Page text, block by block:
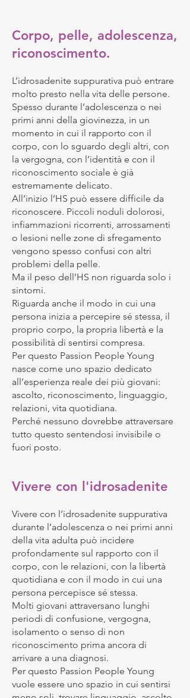
Corpo, pelle, adolescenza,
riconoscimento.
L’idrosadenite suppurativa può entrare
molto presto nella vita delle persone.
Spesso durante l’adolescenza o nei
primi anni della giovinezza, in un
momento in cui il rapporto con il
corpo, con lo sguardo degli altri, con
la vergogna, con l’identità e con il
riconoscimento sociale è già
estremamente delicato.
All’inizio l’HS può essere difficile da
riconoscere. Piccoli noduli dolorosi,
infiammazioni ricorrenti, arrossamenti
o lesioni nelle zone di sfregamento
vengono spesso confusi con altri
problemi della pelle.
Ma il peso dell’HS non riguarda solo i
sintomi.
Riguarda anche il modo in cui una
persona inizia a percepire sé stessa, il
proprio corpo, la propria libertà e la
possibilità di sentirsi compresa.
Per questo Passion People Young
nasce come uno spazio dedicato
all’esperienza reale dei più giovani:
ascolto, riconoscimento, linguaggio,
relazioni, vita quotidiana.
Perché nessuno dovrebbe attraversare
tutto questo sentendosi invisibile o
fuori posto.
Vivere con l'idrosadenite
Vivere con l’idrosadenite suppurativa
durante l’adolescenza o nei primi anni
della vita adulta può incidere
profondamente sul rapporto con il
corpo, con le relazioni, con la libertà
quotidiana e con il modo in cui una
persona percepisce sé stessa.
Molti giovani attraversano lunghi
periodi di confusione, vergogna,
isolamento o senso di non
riconoscimento prima ancora di
arrivare a una diagnosi.
Per questo Passion People Young
vuole essere uno spazio in cui sentirsi